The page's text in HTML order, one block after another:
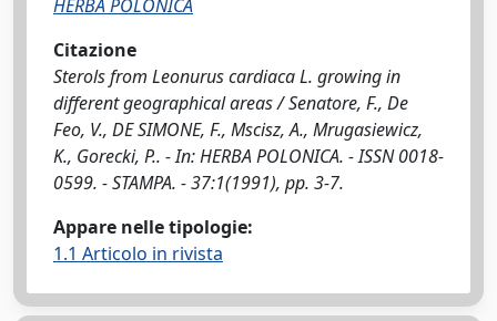
HERBA POLONICA
Citazione
Sterols from Leonurus cardiaca L. growing in
different geographical areas / Senatore, F., De
Feo, V., DE SIMONE, F., Mscisz, A., Mrugasiewicz,
K., Gorecki, P.. - In: HERBA POLONICA. - ISSN 0018-
0599. - STAMPA. - 37:1(1991), pp. 3-7.
Appare nelle tipologie:
1.1 Articolo in rivista